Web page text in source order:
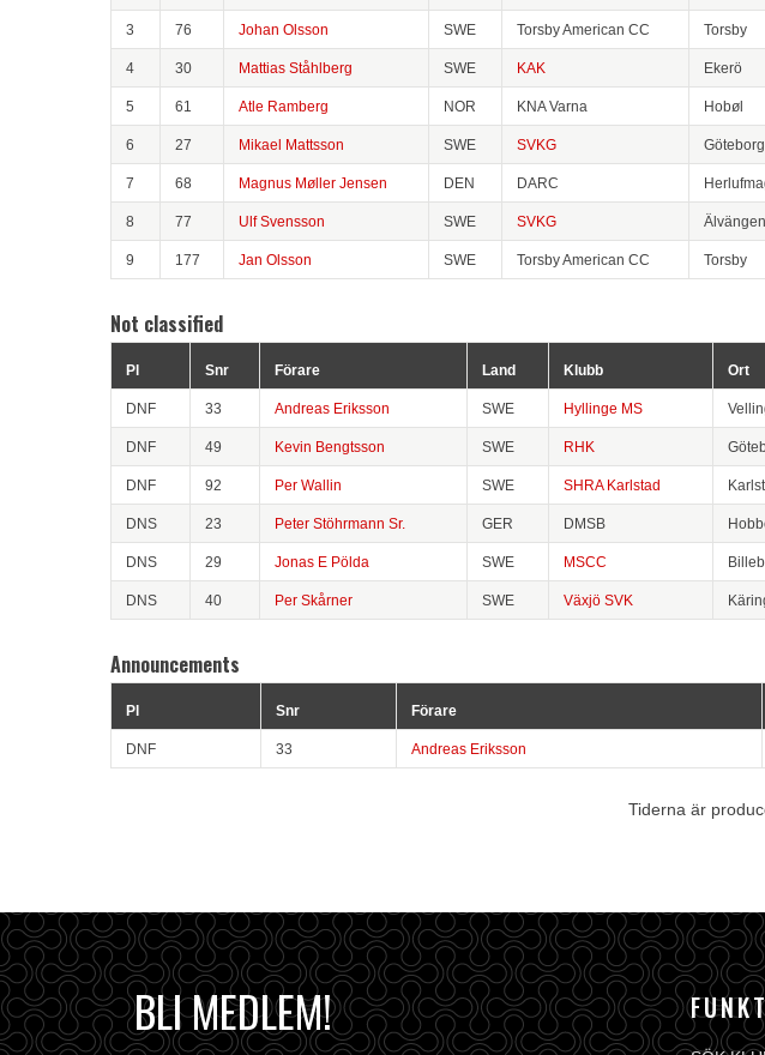
3 76 Johan Olsson SWE Torsby American CC Torsby
4 30 Mattias Ståhlberg SWE KAK Ekerö
5 61 Atle Ramberg NOR KNA Varna Hobøl
6 27 Mikael Mattsson SWE SVKG Göteborg
7 68 Magnus Møller Jensen DEN DARC
8 77 Ulf Svensson SWE SVKG Älvängen
9 177 Jan Olsson SWE Torsby American CC Torsby
Not classified
Pl Snr Förare Land Klubb Ort
DNF 33 Andreas Eriksson SWE Hyllinge MS
DNF 49 Kevin Bengtsson SWE RHK
DNF 92 Per Wallin SWE SHRA Karlstad
DNS 23 Peter Stöhrmann Sr. GER DMSB
DNS 29 Jonas E Pölda SWE MSCC
DNS 40 Per Skårner SWE Växjö SVK
Announcements
Pl Snr Förare
DNF 33 Andreas Eriksson
Tiderna är
BLI MEDLEM!